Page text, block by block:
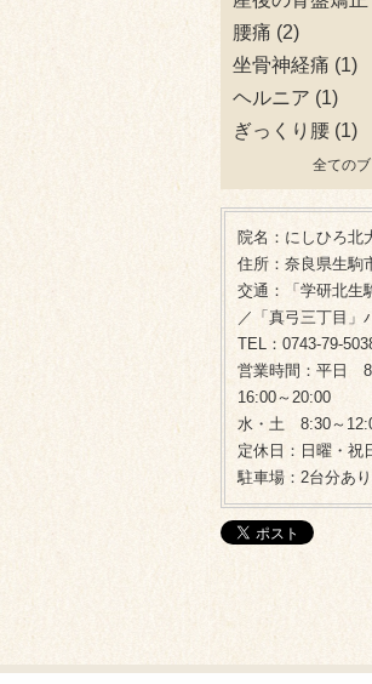
腰痛 (2)
坐骨神経痛 (1)
ヘルニア (1)
ぎっくり腰 (1)
全ての
院名：にしひろ北
住所：奈良県生駒
交通：「学研北生
／「真弓三丁目」
TEL：0743-79-
営業時間：平日
16:00～20:00
水・土 8:30～
定休日：日曜・祝
駐車場：2台分あり